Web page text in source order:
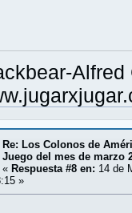
Re: Los Colonos de
Juego del mes de marzo
« Respuesta #8 en: 14 de
»